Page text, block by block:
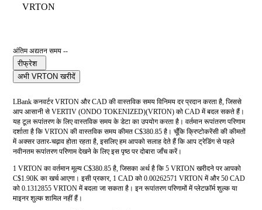
VRTON
अंतिम अद्यतन समय --
रीफ्रेश
अभी VRTON खरीदें
LBank कनवर्टर VRTON और CAD की वास्तविक समय विनिमय दर प्रदान करता है, जिससे
आप आसानी से VERTIV (ONDO TOKENIZED)(VRTON) को CAD में बदल सकते हैं।
यह टूल रूपांतरण के लिए वास्तविक समय के डेटा का उपयोग करता है। वर्तमान रूपांतरण परिणाम
दर्शाता है कि VRTON की वास्तविक समय कीमत C$380.85 है। चूँकि क्रिप्टोकरेंसी की कीमतों
में अक्सर उतार-चढ़ाव होता रहता है, इसलिए हम आपको सलाह देते हैं कि आप ट्रेडिंग से पहले
नवीनतम रूपांतरण परिणाम देखने के लिए इस पृष्ठ पर दोबारा जाँच करें।
1 VRTON का वर्तमान मूल्य C$380.85 है, जिसका अर्थ है कि 5 VRTON खरीदने पर आपको
C$1.90K का खर्च आएगा। इसी प्रकार, 1 CAD को 0.00262571 VRTON में और 50 CAD
को 0.1312855 VRTON में बदला जा सकता है। इन रूपांतरण परिणामों में प्लेटफ़ॉर्म शुल्क या
माइनर शुल्क शामिल नहीं हैं।